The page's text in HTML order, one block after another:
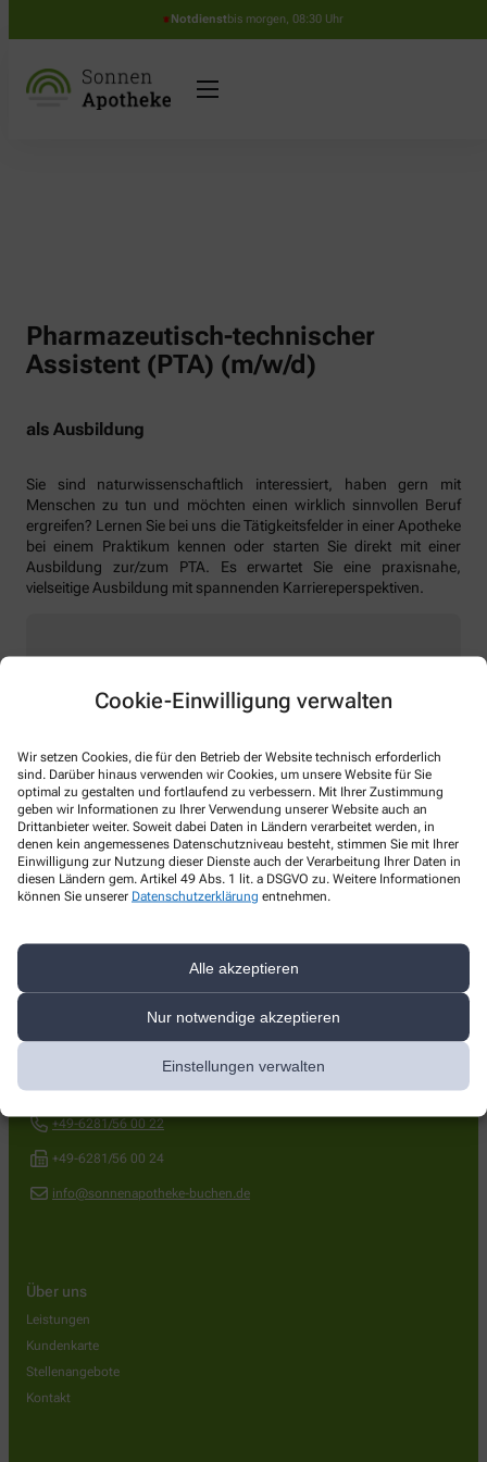
Cookie-Einwilligung verwalten
Wir setzen Cookies, die für den Betrieb der Website technisch erforderlich
sind. Darüber hinaus verwenden wir Cookies, um unsere Website für Sie
optimal zu gestalten und fortlaufend zu verbessern. Mit Ihrer Zustimmung
geben wir Informationen zu Ihrer Verwendung unserer Website auch an
Drittanbieter weiter. Soweit dabei Daten in Ländern verarbeitet werden, in
denen kein angemessenes Datenschutzniveau besteht, stimmen Sie mit Ihrer
Einwilligung zur Nutzung dieser Dienste auch der Verarbeitung Ihrer Daten in
diesen Ländern gem. Artikel 49 Abs. 1 lit. a DSGVO zu. Weitere Informationen
können Sie unserer Datenschutzerklärung entnehmen.
Alle akzeptieren
Nur notwendige akzeptieren
Einstellungen verwalten
Notdienstbis morgen, 08:30 Uhr
Pharmazeutisch-technischer
Assistent (PTA) (m/w/d)
als Ausbildung
Sie sind naturwissenschaftlich interessiert, haben gern mit
Menschen zu tun und möchten einen wirklich sinnvollen Beruf
ergreifen? Lernen Sie bei uns die Tätigkeitsfelder in einer Apotheke
bei einem Praktikum kennen oder starten Sie direkt mit einer
Ausbildung zur/zum PTA. Es erwartet Sie eine praxisnahe,
vielseitige Ausbildung mit spannenden Karriereperspektiven.
→ per Post: Apotheke am Musterplatz, Wilhelmstr. 25,
74722 Buchen
→ persönlich direkt in einer unserer Apotheken
Sonnen-Apotheke
+49-6281/56 00 22
+49-6281/56 00 24
info@sonnenapotheke-buchen.de
Über uns
Leistungen
Kundenkarte
Stellenangebote
Kontakt